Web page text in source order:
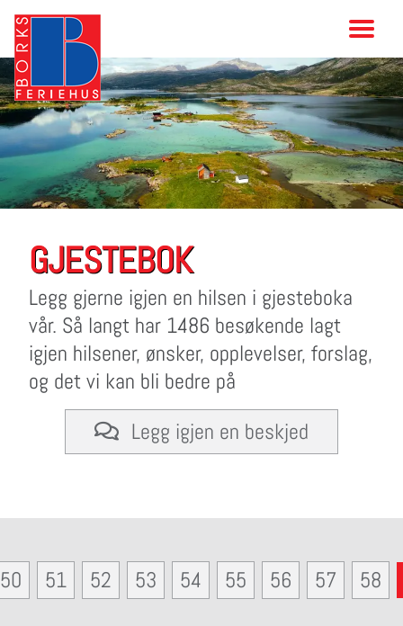
GJESTEBOK
Legg gjerne igjen en hilsen i gjesteboka
vår. Så langt har 1486 besøkende lagt
igjen hilsener, ønsker, opplevelser, forslag,
og det vi kan bli bedre på
Legg igjen en beskjed
50 51 52 53 54 55 56 57 58